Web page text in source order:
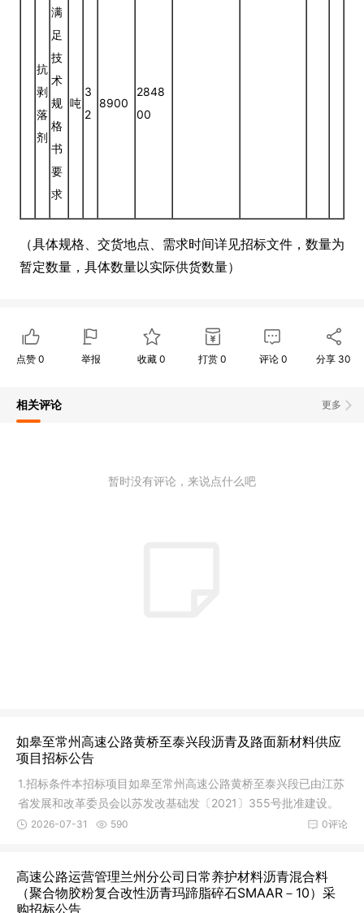
抗
剥
落
剂
满
足
技
术
规
格
书
要
求
吨
3
2
8900
2848
00
（具体规格、交货地点、需求时间详见招标文件，数量为
暂定数量，具体数量以实际供货数量）
点赞 0 举报 收藏0 打赏 0 评论 0 分享 30
更多
相关评论
暂时没有评论，来说点什么吧
如皋至常州高速公路黄桥至泰兴段沥青及路面新材料供应
项目招标公告
1.招标条件本招标项目如皋至常州高速公路黄桥至泰兴段已由江苏
省发展和改革委员会以苏发改基础发〔2021〕355号批准建设。
建设资
0评论
2026-07-31 590
高速公路运营管理兰州分公司日常养护材料沥青混合料
（聚合物胶粉复合改性沥青玛蹄脂碎石SMAAR－10）采
购招标公告